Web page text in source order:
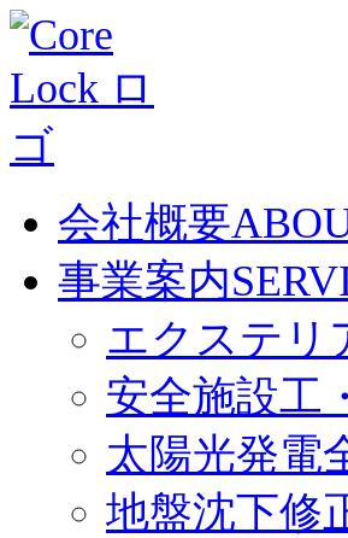
会社概要
事業案内
エクステリ
安全施設工
太陽光発電
地盤沈下修